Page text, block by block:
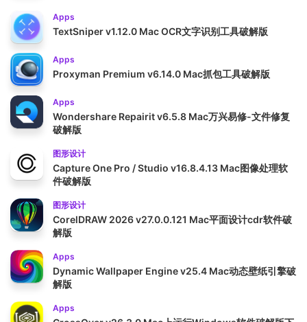
Apps
TextSniper v1.12.0 Mac OCR文字识别工具破解版
Apps
Proxyman Premium v6.14.0 Mac抓包工具破解版
Apps
Wondershare Repairit v6.5.8 Mac万兴易修-文件修复
破解版
图形设计
Capture One Pro / Studio v16.8.4.13 Mac图像处理软
件破解版
图形设计
CorelDRAW 2026 v27.0.0.121 Mac平面设计cdr软件破
解版
Apps
Dynamic Wallpaper Engine v25.4 Mac动态壁纸引擎破
解版
Apps